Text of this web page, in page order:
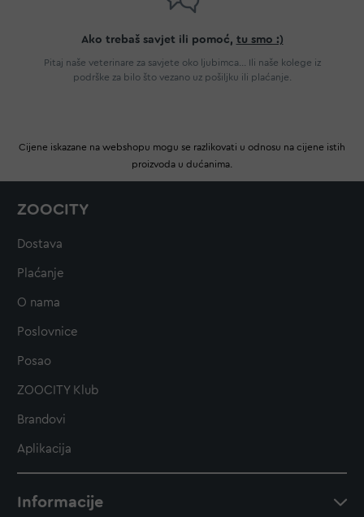
Ako trebaš savjet ili pomoć, tu smo :)
Pitaj naše veterinare za savjete oko ljubimca... Ili naše kolege iz
podrške za bilo što vezano uz pošiljku ili plaćanje.
Cijene iskazane na webshopu mogu se razlikovati u odnosu na cijene istih
proizvoda u dućanima.
ZOOCITY
Dostava
Plaćanje
O nama
Poslovnice
Posao
ZOOCITY Klub
Brandovi
Aplikacija
Informacije